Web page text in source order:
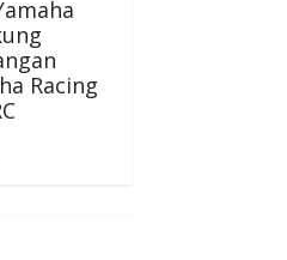
Racing